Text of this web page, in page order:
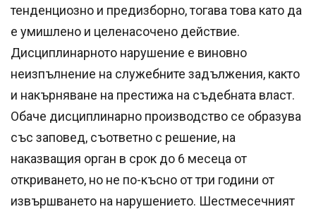
тенденциозно и предизборно, тогава това като да
е умишлено и целенасочено действие.
Дисциплинарното нарушение е виновно
неизпълнение на служебните задължения, както
и накърняване на престижа на съдебната власт.
Обаче дисциплинарно производство се образува
със заповед, съответно с решение, на
наказващия орган в срок до 6 месеца от
откриването, но не по-късно от три години от
извършването на нарушението. Шестмесечният